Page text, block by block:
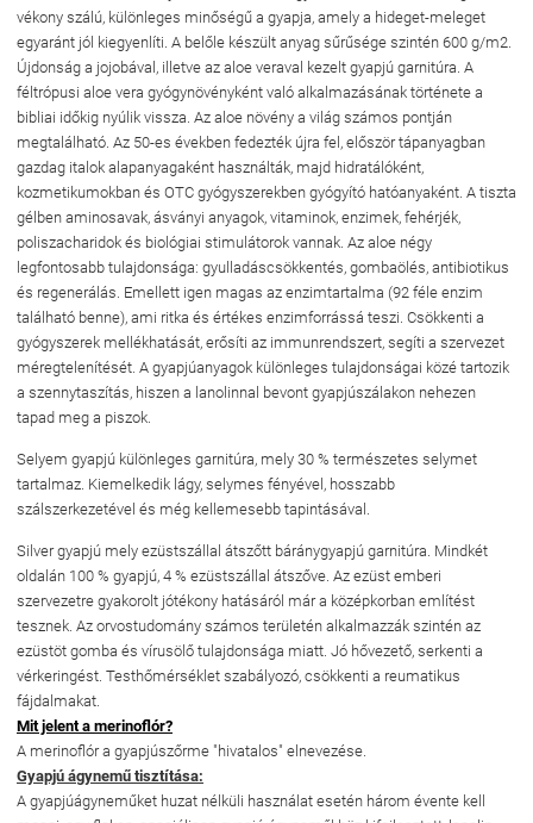
vékony szálú, különleges minőségű a gyapja, amely a hideget-meleget
egyaránt jól kiegyenlíti. A belőle készült anyag sűrűsége szintén 600 g/m2.
Újdonság a jojobával, illetve az aloe veraval kezelt gyapjú garnitúra. A
féltrópusi aloe vera gyógynövényként való alkalmazásának története a
bibliai időkig nyúlik vissza. Az aloe növény a világ számos pontján
megtalálható. Az 50-es években fedezték újra fel, először tápanyagban
gazdag italok alapanyagaként használták, majd hidratálóként,
kozmetikumokban és OTC gyógyszerekben gyógyító hatóanyaként. A tiszta
gélben aminosavak, ásványi anyagok, vitaminok, enzimek, fehérjék,
poliszacharidok és biológiai stimulátorok vannak. Az aloe négy
legfontosabb tulajdonsága: gyulladáscsökkentés, gombaölés, antibiotikus
és regenerálás. Emellett igen magas az enzimtartalma (92 féle enzim
található benne), ami ritka és értékes enzimforrássá teszi. Csökkenti a
gyógyszerek mellékhatását, erősíti az immunrendszert, segíti a szervezet
méregtelenítését. A gyapjúanyagok különleges tulajdonságai közé tartozik
a szennytaszítás, hiszen a lanolinnal bevont gyapjúszálakon nehezen
tapad meg a piszok.
Selyem gyapjú különleges garnitúra, mely 30 % természetes selymet
tartalmaz. Kiemelkedik lágy, selymes fényével, hosszabb
szálszerkezetével és még kellemesebb tapintásával.
Silver gyapjú mely ezüstszállal átszőtt báránygyapjú garnitúra. Mindkét
oldalán 100 % gyapjú, 4 % ezüstszállal átszőve. Az ezüst emberi
szervezetre gyakorolt jótékony hatásáról már a középkorban említést
tesznek. Az orvostudomány számos területén alkalmazzák szintén az
ezüstöt gomba és vírusölő tulajdonsága miatt. Jó hővezető, serkenti a
vérkeringést. Testhőmérséklet szabályozó, csökkenti a reumatikus
fájdalmakat.
Mit jelent a merinoflór?
A merinoflór a gyapjúszőrme "hivatalos" elnevezése.
Gyapjú ágynemű tisztítása:
A gyapjúágyneműket huzat nélküli használat esetén három évente kell